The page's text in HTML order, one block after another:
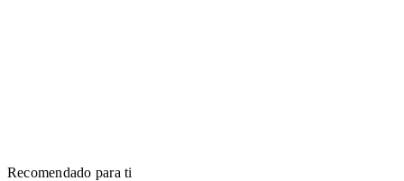
Recomendado para ti